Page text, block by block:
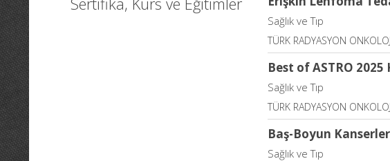
Sağlık ve Tıp
TÜRK RADYASYON
Best of ASTRO 2025
Sağlık ve Tıp
TÜRK RADYASYON
Baş-Boyun
Sağlık ve Tıp